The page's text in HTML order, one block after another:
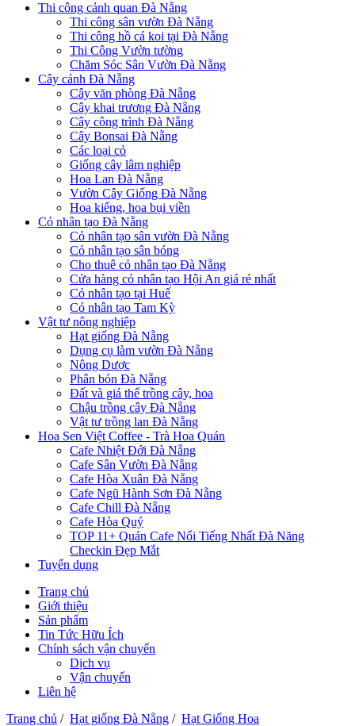
Thi công cảnh quan Đà Nẵng
Thi công sân vườn Đà Nẵng
Thi công hồ cá koi tại Đà Nẵng
Thi Công Vườn tường
Chăm Sóc Sân Vườn Đà Nẵng
Cây cảnh Đà Nẵng
Cây văn phòng Đà Nẵng
Cây khai trương Đà Nẵng
Cây công trình Đà Nẵng
Cây Bonsai Đà Nẵng
Các loại cỏ
Giống cây lâm nghiệp
Hoa Lan Đà Nẵng
Vườn Cây Giống Đà Nẵng
Hoa kiểng, hoa bụi viền
Cỏ nhân tạo Đà Nẵng
Cỏ nhân tạo sân vườn Đà Nẵng
Cỏ nhân tạo sân bóng
Cho thuê cỏ nhân tạo Đà Nẵng
Cửa hàng cỏ nhân tạo Hội An giá rẻ nhất
Cỏ nhân tạo tại Huế
Cỏ nhân tạo Tam Kỳ
Vật tư nông nghiệp
Hạt giống Đà Nẵng
Dụng cụ làm vườn Đà Nẵng
Nông Dược
Phân bón Đà Nẵng
Đất và giá thể trồng cây, hoa
Chậu trồng cây Đà Nẵng
Vật tư trồng lan Đà Nẵng
Hoa Sen Việt Coffee - Trà Hoa Quán
Cafe Nhiệt Đới Đà Nẵng
Cafe Sân Vườn Đà Nẵng
Cafe Hòa Xuân Đà Nẵng
Cafe Ngũ Hành Sơn Đà Nẵng
Cafe Chill Đà Nẵng
Cafe Hòa Quý
TOP 11+ Quán Cafe Nổi Tiếng Nhất Đà Năng
Checkin Đẹp Mắt
Tuyển dụng
Trang chủ
Giới thiệu
Sản phẩm
Tin Tức Hữu Ích
Chính sách vận chuyển
Dịch vụ
Vận chuyển
Liên hệ
Trang chủ / Hạt giống Đà Nẵng / Hạt Giống Hoa